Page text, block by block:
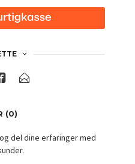
(0)
del dine erfaringer med